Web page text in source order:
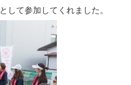
して参加してくれました。